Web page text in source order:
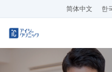
简体中文 한
アクセス